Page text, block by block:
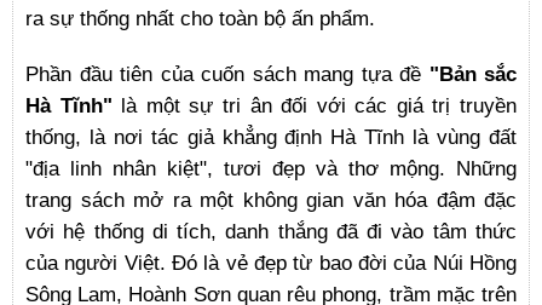
ra sự thống nhất cho toàn bộ ấn phẩm.
Phần đầu tiên của cuốn sách mang tựa đề "Bản sắc
Hà Tĩnh" là một sự tri ân đối với các giá trị truyền
thống, là nơi tác giả khẳng định Hà Tĩnh là vùng đất
"địa linh nhân kiệt", tươi đẹp và thơ mộng. Những
trang sách mở ra một không gian văn hóa đậm đặc
với hệ thống di tích, danh thắng đã đi vào tâm thức
của người Việt. Đó là vẻ đẹp từ bao đời của Núi Hồng
Sông Lam, Hoành Sơn quan rêu phong, trầm mặc trên